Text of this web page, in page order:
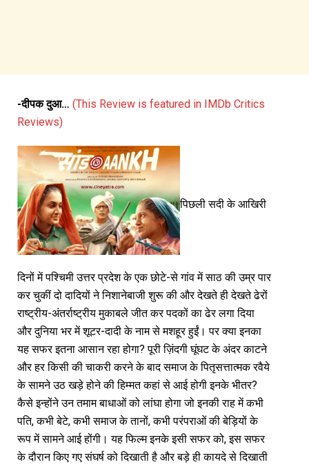
-दीपक दुआ… (This Review is featured in IMDb Critics
Reviews)
पिछली सदी के आखिरी
दिनों में पश्चिमी उत्तर प्रदेश के एक छोटे-से गांव में साठ की उम्र पार
कर चुकीं दो दादियों ने निशानेबाजी शुरू की और देखते ही देखते ढेरों
राष्ट्रीय-अंतर्राष्ट्रीय मुकाबले जीत कर पदकों का ढेर लगा दिया
और दुनिया भर में शूटर-दादी के नाम से मशहूर हुईं। पर क्या इनका
यह सफर इतना आसान रहा होगा? पूरी ज़िंदगी घूंघट के अंदर काटने
और हर किसी की चाकरी करने के बाद समाज के पितृसत्तात्मक रवैये
के सामने उठ खड़े होने की हिम्मत कहां से आई होगी इनके भीतर?
कैसे इन्होंने उन तमाम बाधाओं को लांघा होगा जो इनकी राह में कभी
पति, कभी बेटे, कभी समाज के तानों, कभी परंपराओं की बेड़ियों के
रूप में सामने आई होंगी। यह फिल्म इनके इसी सफर को, इस सफर
के दौरान किए गए संघर्ष को दिखाती है और बड़े ही कायदे से दिखाती